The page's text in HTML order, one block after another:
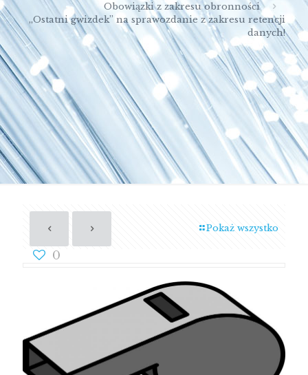
Obowiązki z zakresu obronności
„Ostatni gwizdek” na sprawozdanie z zakresu retencji
danych!
Pokaż wszystko
0